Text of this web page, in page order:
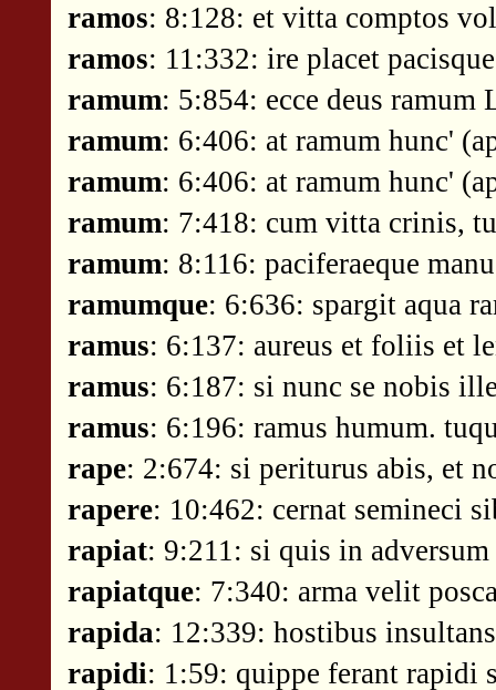
ramos: 8:128: et vitta comptos
ramos: 11:332: ire placet
ramum: 5:854: ecce deus ramum
ramum: 6:406: at ramum hunc'
ramum: 6:406: at ramum hunc'
ramum: 7:418: cum vitta crinis,
ramum: 8:116: paciferaeque
ramumque: 6:636: spargit aqua
ramus: 6:137: aureus et foliis et
ramus: 6:187: si nunc se nobis
ramus: 6:196: ramus humum.
rape: 2:674: si periturus abis, et
rapere: 10:462: cernat semineci
rapiat: 9:211: si quis in adversum
rapiatque: 7:340: arma velit
rapida: 12:339: hostibus
rapidi: 1:59: quippe ferant rapidi